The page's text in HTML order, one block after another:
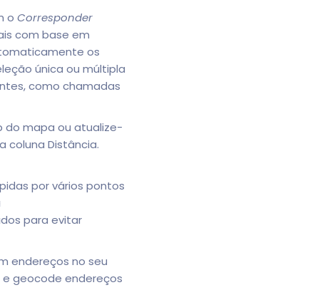
o Corresponder
com base em
os
única ou múltipla
como chamadas
do mapa ou atualize-
coluna Distância.
por vários pontos
para evitar
endereços no seu
geocode endereços